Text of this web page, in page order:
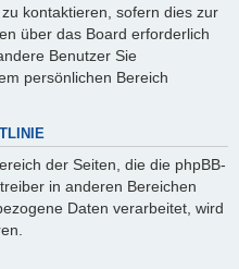
kontaktieren, sofern dies zur
über das Board erforderlich
Benutzer Sie
persönlichen Bereich
der Seiten, die die phpBB-
in anderen Bereichen
Daten verarbeitet, wird